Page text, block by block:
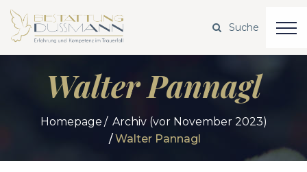
Walter Pannagl
Homepage
Archiv (vor November 2023)
Walter Pannagl